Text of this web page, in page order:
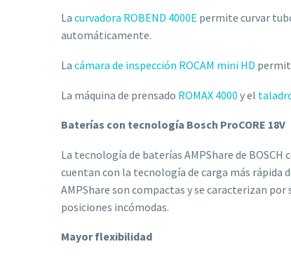
La curvadora ROBEND 4000E permite curvar
automáticamente.
La cámara de inspección ROCAM mini HD
La máquina de prensado ROMAX 4000 y el
Baterías con tecnología Bosch ProCORE 18V
La tecnología de baterías AMPShare de
cuentan con la tecnología de carga más
AMPShare son compactas y se caracterizan
posiciones incómodas.
Mayor flexibilidad